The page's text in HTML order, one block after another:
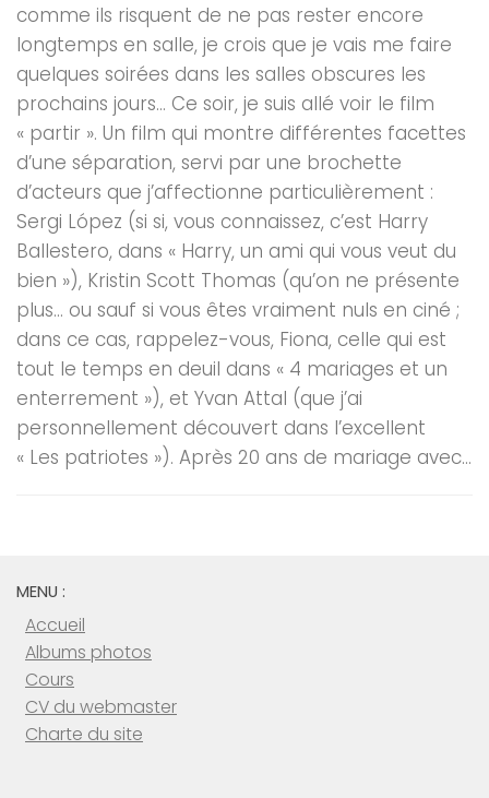
comme ils risquent de ne pas rester encore
longtemps en salle, je crois que je vais me faire
quelques soirées dans les salles obscures les
prochains jours… Ce soir, je suis allé voir le film
« partir ». Un film qui montre différentes facettes
d’une séparation, servi par une brochette
d’acteurs que j’affectionne particulièrement :
Sergi López (si si, vous connaissez, c’est Harry
Ballestero, dans « Harry, un ami qui vous veut du
bien »), Kristin Scott Thomas (qu’on ne présente
plus… ou sauf si vous êtes vraiment nuls en ciné ;
dans ce cas, rappelez-vous, Fiona, celle qui est
tout le temps en deuil dans « 4 mariages et un
enterrement »), et Yvan Attal (que j’ai
personnellement découvert dans l’excellent
« Les patriotes »). Après 20 ans de mariage avec...
MENU :
Accueil
Albums photos
Cours
CV du webmaster
Charte du site